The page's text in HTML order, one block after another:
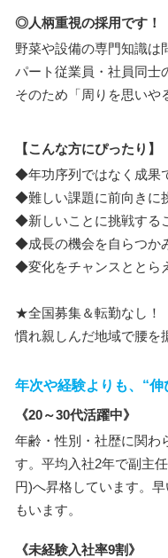
◎人柄重視の採用です！
野菜や設備の専門知識は
パート従業員・社員同士
そのため「周りを思いや
【こんな方にぴったり】
◆年功序列ではなく成果
◆難しい課題に前向きに
◆新しいことに挑戦する
◆成長の機会を自らつか
◆変化をチャンスととら
★全国募集＆転勤なし！
慣れ親しんだ地域で腰を
年次や経験よりも、“伸
《20～30代活躍中》
年齢・性別・社歴に関わ
す。平均入社2年で副主
円)へ昇格しています。
もいます。
《未経験入社率9割》